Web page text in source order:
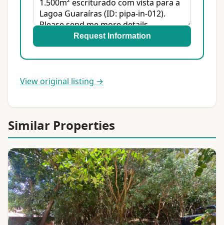
Request Information
View original listing →
Similar Properties